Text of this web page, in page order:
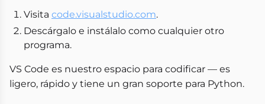
Visita code.visualstudio.com.
Descárgalo e instálalo como cualquier otro
programa.
VS Code es nuestro espacio para codificar — es
ligero, rápido y tiene un gran soporte para Python.